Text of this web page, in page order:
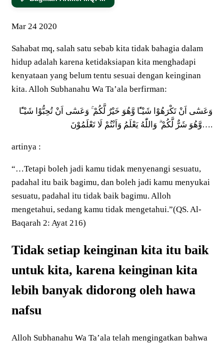
Mar 24 2020
Sahabat mq, salah satu sebab kita tidak bahagia dalam
hidup adalah karena ketidaksiapan kita menghadapi
kenyataan yang belum tentu sesuai dengan keinginan
kita. Alloh Subhanahu Wa Ta’ala berfirman:
وَعَسٰٓى اَنْ تَكْرَهُوْا شَيْـًٔا وَّهُوَ خَيْرٌ لَّكُمْ ۚ وَعَسٰٓى اَنْ تُحِبُّوْا شَيْـًٔا
وَّهُوَ شَرٌّ لَّكُمْ ۗ وَاللّٰهُ يَعْلَمُ وَاَنْتُمْ لَا تَعْلَمُوْنَ….
artinya :
“…Tetapi boleh jadi kamu tidak menyenangi sesuatu,
padahal itu baik bagimu, dan boleh jadi kamu menyukai
sesuatu, padahal itu tidak baik bagimu. Alloh
mengetahui, sedang kamu tidak mengetahui.”(QS. Al-
Baqarah 2: Ayat 216)
Tidak setiap keinginan kita itu baik
untuk kita, karena keinginan kita
lebih banyak didorong oleh hawa
nafsu
Alloh Subhanahu Wa Ta’ala telah mengingatkan bahwa